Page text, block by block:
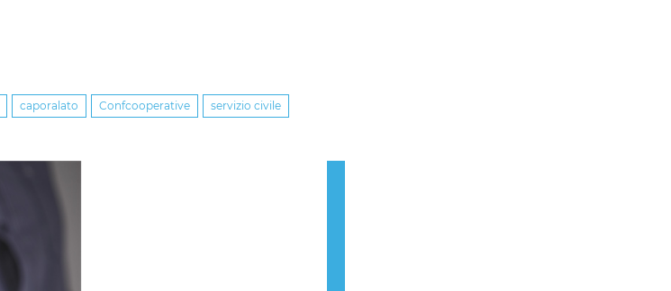
caporalato Confcooperative servizio civile